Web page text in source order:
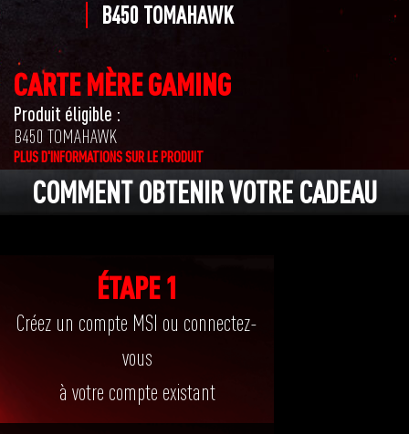
B450 TOMAHAWK
CARTE MÈRE GAMING
Produit éligible :
B450 TOMAHAWK
PLUS D'INFORMATIONS SUR LE PRODUIT
COMMENT OBTENIR VOTRE CADEAU
ÉTAPE 1
Créez un compte MSI ou connectez-
vous
à votre compte existant